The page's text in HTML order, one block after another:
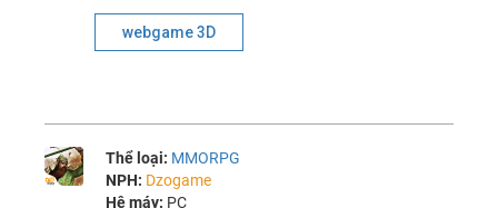
webgame 3D
Thể loại: MMORPG
NPH: Dzogame
Hệ máy: PC